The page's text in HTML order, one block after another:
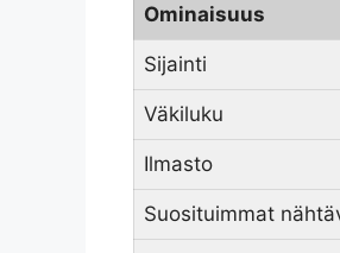
Ominaisuus
Sijainti
Väkiluku
Ilmasto
Suosituimmat